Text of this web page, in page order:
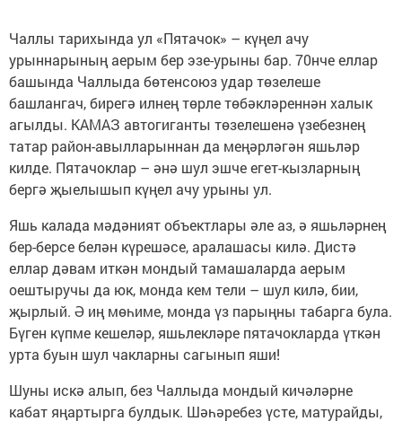
Чаллы тарихында ул «Пятачок» – күңел ачу
урыннарының аерым бер эзе-урыны бар. 70нче еллар
башында Чаллыда бөтенсоюз удар төзелеше
башлангач, бирегә илнең төрле төбәкләреннән халык
агылды. КАМАЗ автогиганты төзелешенә үзебезнең
татар район-авылларыннан да меңәрләгән яшьләр
килде. Пятачоклар – әнә шул эшче егет-кызларның
бергә җыелышып күңел ачу урыны ул.
Яшь калада мәдәният объектлары әле аз, ә яшьләрнең
бер-берсе белән күрешәсе, аралашасы килә. Дистә
еллар дәвам иткән мондый тамашаларда аерым
оештыручы да юк, монда кем тели – шул килә, бии,
җырлый. Ә иң мөһиме, монда үз парыңны табарга була.
Бүген күпме кешеләр, яшьлекләре пятачокларда үткән
урта буын шул чакларны сагынып яши!
Шуны искә алып, без Чаллыда мондый кичәләрне
кабат яңартырга булдык. Шәһәребез үсте, матурайды,